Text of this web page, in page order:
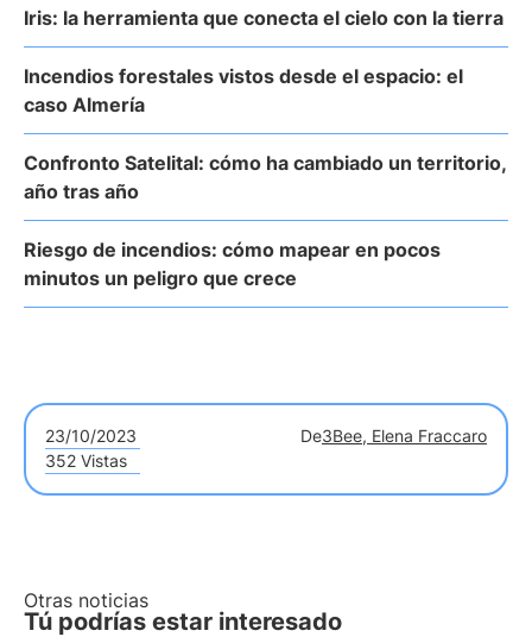
Iris: la herramienta que conecta el cielo con la tierra
Incendios forestales vistos desde el espacio: el
caso Almería
Confronto Satelital: cómo ha cambiado un territorio,
año tras año
Riesgo de incendios: cómo mapear en pocos
minutos un peligro que crece
23/10/2023 De3Bee, Elena Fraccaro
352 Vistas
Otras noticias
Tú podrías estar interesado